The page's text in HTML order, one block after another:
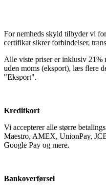
For nemheds skyld tilbyder vi
certifikat sikrer forbindelser,
Alle viste priser er inklusiv 21%
uden moms (eksport), læs flere
"Eksport".
Kreditkort
Vi accepterer alle større
Maestro, AMEX, UnionPay,
Google Pay og mere.
Bankoverførsel